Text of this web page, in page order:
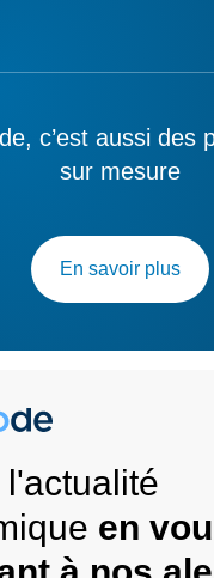
c’est aussi des
sur mesure
En savoir plus
en